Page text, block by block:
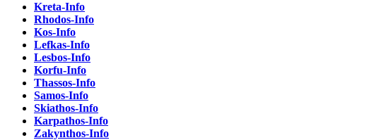
Kreta-Info
Rhodos-Info
Kos-Info
Lefkas-Info
Lesbos-Info
Korfu-Info
Thassos-Info
Samos-Info
Skiathos-Info
Karpathos-Info
Zakynthos-Info